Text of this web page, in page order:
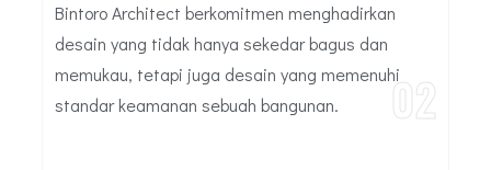
Bintoro Architect berkomitmen menghadirkan
desain yang tidak hanya sekedar bagus dan
memukau, tetapi juga desain yang memenuhi
standar keamanan sebuah bangunan.
02